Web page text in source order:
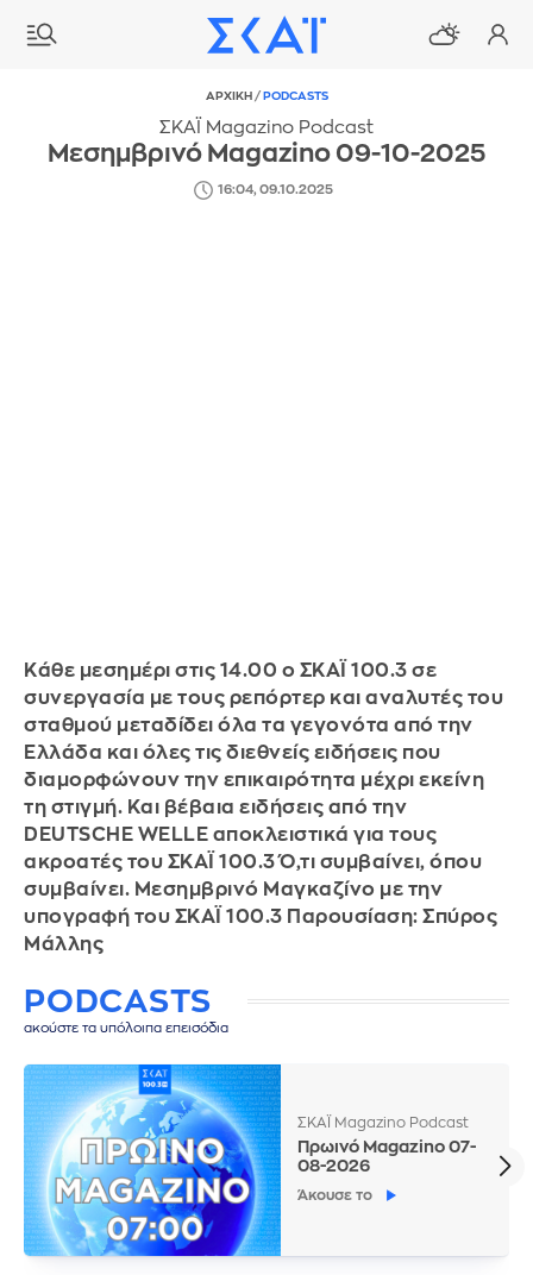
ΑΡΧΙΚΗ / PODCASTS
ΣΚΑΪ Magazino Podcast
Μεσημβρινό Magazino 09-10-2025
16:04, 09.10.2025
Κάθε μεσημέρι στις 14.00 ο ΣΚΑΪ 100.3 σε
συνεργασία με τους ρεπόρτερ και αναλυτές του
σταθμού μεταδίδει όλα τα γεγονότα από την
Ελλάδα και όλες τις διεθνείς ειδήσεις που
διαμορφώνουν την επικαιρότητα μέχρι εκείνη
τη στιγμή. Και βέβαια ειδήσεις από την
DEUTSCHE WELLE αποκλειστικά για τους
ακροατές του ΣΚΑΪ 100.3 Ό,τι συμβαίνει, όπου
συμβαίνει. Μεσημβρινό Μαγκαζίνο με την
υπογραφή του ΣΚΑΪ 100.3 Παρουσίαση: Σπύρος
Μάλλης
PODCASTS
ακούστε τα υπόλοιπα επεισόδια
ΣΚΑΪ Magazino Podcast
Πρωινό Magazino 07-
08-2026
Άκουσε το